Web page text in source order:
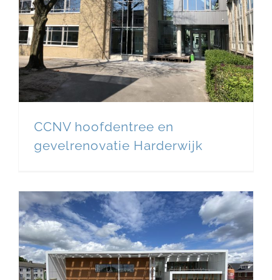
CCNV hoofdentree en
gevelrenovatie Harderwijk